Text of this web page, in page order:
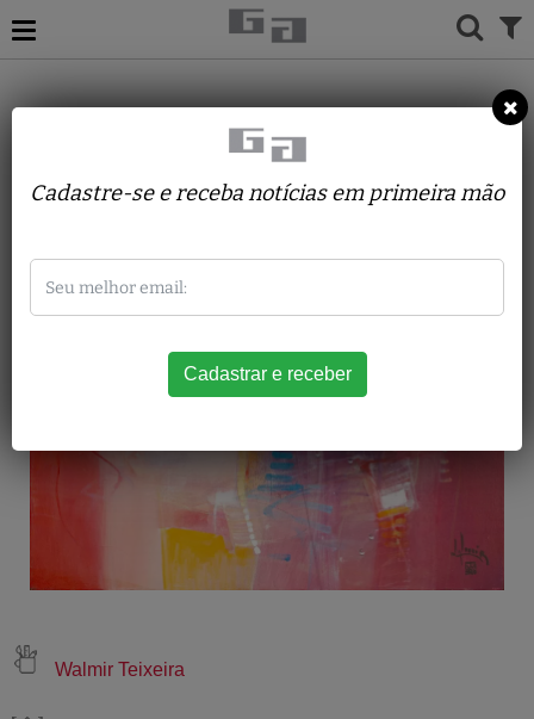
WALMIR TEIXEIRA
Aracatu - Dia Bonito
Walmir Teixeira
Cadastre-se e receba notícias em primeira mão